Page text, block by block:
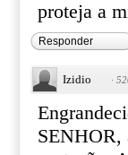
proteja a
Responder
Izidio ·
SENHOR,